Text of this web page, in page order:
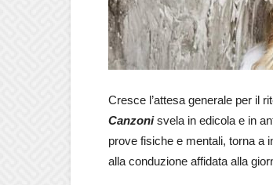
Cresce l’attesa generale per il
Canzonisvela in edicola e in
prove fisiche e mentali, torna a
alla conduzione affidata alla